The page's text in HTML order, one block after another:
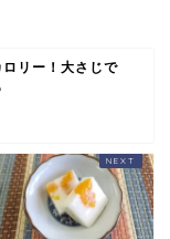
リー！大さじで